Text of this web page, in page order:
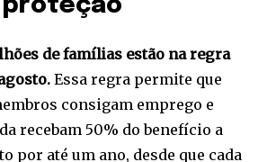
proteção
de famílias estão na regra
Essa regra permite que
consigam emprego e
recebam 50% do benefício a
por até um ano, desde que cada